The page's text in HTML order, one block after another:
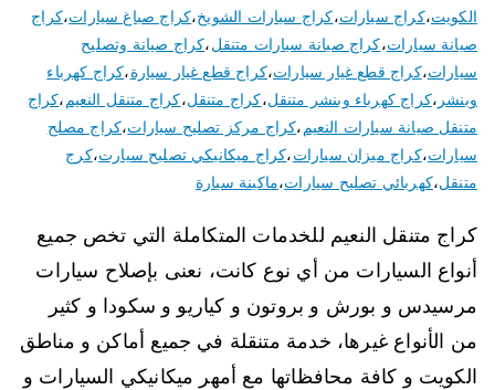
الكويت،كراج سيارات،كراج سيارات الشويخ،كراج صباغ سيارات،كراج
صيانة سيارات،كراج صيانة سيارات متنقل،كراج صيانة وتصليح
سيارات،كراج قطع غيار سيارات،كراج قطع غيار سيارة،كراج كهرباء
وبنشر ،كراج كهرباء وبنشر متنقل،كراج متنقل،كراج متنقل النعيم ،كراج
متنقل صيانة سيارات النعيم ،كراج مركز تصليح سيارات،كراج مصلح
سيارات،كراج ميزان سيارات،كراج ميكانيكي تصليح سيارت،كرج
متنقل،كهربائي تصليح سيارات،ماكينة سيارة
كراج متنقل النعيم للخدمات المتكاملة التي تخص جميع
أنواع السيارات من أي نوع كانت، نعنى بإصلاح سيارات
مرسيدس و بورش و بروتون و كياريو و سكودا و كثير
من الأنواع غيرها، خدمة متنقلة في جميع أماكن و مناطق
الكويت و كافة محافظاتها مع أمهر ميكانيكي السيارات و